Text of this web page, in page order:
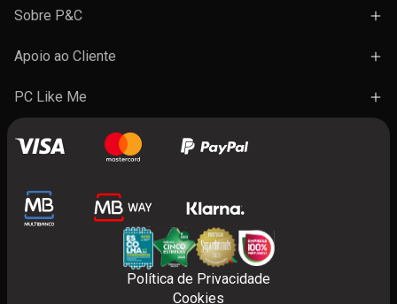
Campanhas
Presentes
Sobre P&C
Lojas e Ações
Apoio ao Cliente
Termos e Condições Gerais de Venda
FAQ's
Contactos
PC Like Me
A minha conta
Benefícios do programa
Política de Privacidade
Cookies